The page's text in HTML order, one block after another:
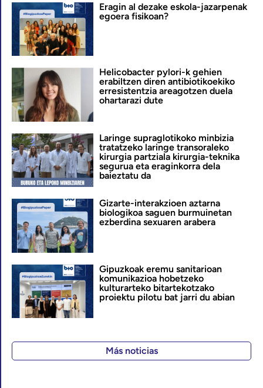
Eragin al dezake eskola-jazarpenak
egoera fisikoan?
Helicobacter pylori-k gehien
erabiltzen diren antibiotikoekiko
erresistentzia areagotzen duela
ohartarazi dute
Laringe supraglotikoko minbizia
tratatzeko laringe transoraleko
kirurgia partziala kirurgia-teknika
segurua eta eraginkorra dela
baieztatu da
Gizarte-interakzioen aztarna
biologikoa saguen burmuinetan
ezberdina sexuaren arabera
Gipuzkoak eremu sanitarioan
komunikazioa hobetzeko
kulturarteko bitartekotzako
proiektu pilotu bat jarri du abian
Más noticias